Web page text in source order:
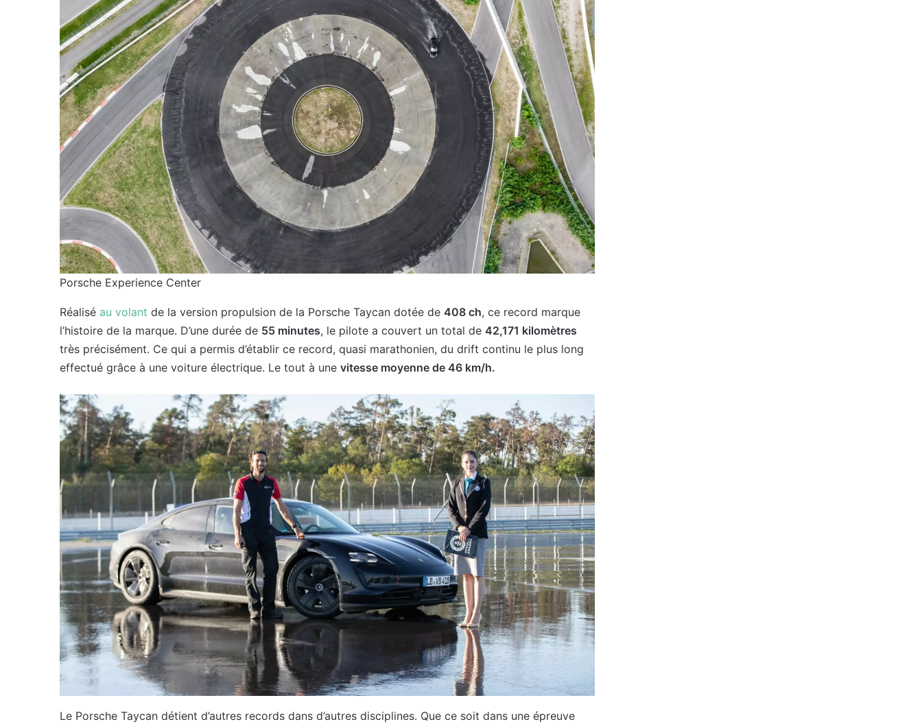
Porsche Experience Center
Réalisé au volant de la version propulsion de la Porsche Taycan dotée de 408 ch, ce record marque
l’histoire de la marque. D’une durée de 55 minutes, le pilote a couvert un total de 42,171 kilomètres
très précisément. Ce qui a permis d’établir ce record, quasi marathonien, du drift continu le plus long
effectué grâce à une voiture électrique. Le tout à une vitesse moyenne de 46 km/h.
Le Porsche Taycan détient d’autres records dans d’autres disciplines. Que ce soit dans une épreuve